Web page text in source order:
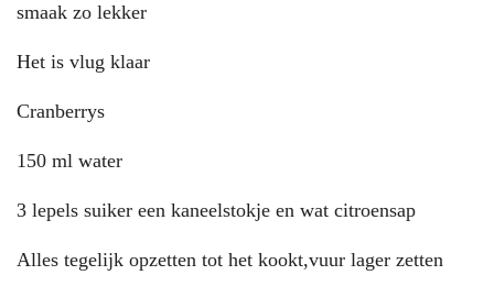
smaak zo lekker
Het is vlug klaar
Cranberrys
150 ml water
3 lepels suiker een kaneelstokje en wat citroensap
Alles tegelijk opzetten tot het kookt,vuur lager zetten